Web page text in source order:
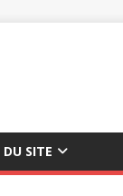
SITE